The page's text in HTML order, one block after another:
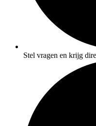
Stel vragen en krijg